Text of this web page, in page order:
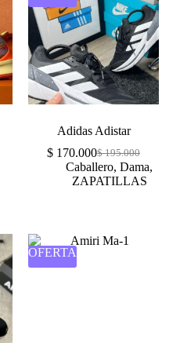
Adidas Adistar
$195.000
$ 170.000
Caballero,Dama,
ZAPATILLAS
OFERTA